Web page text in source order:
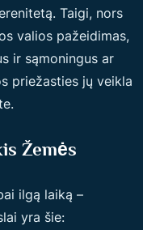
Taigi, nors
valios pažeidimas,
ir sąmoningus ar
priežasties jų veikla
Žemės
ilgą laiką –
yra šie: